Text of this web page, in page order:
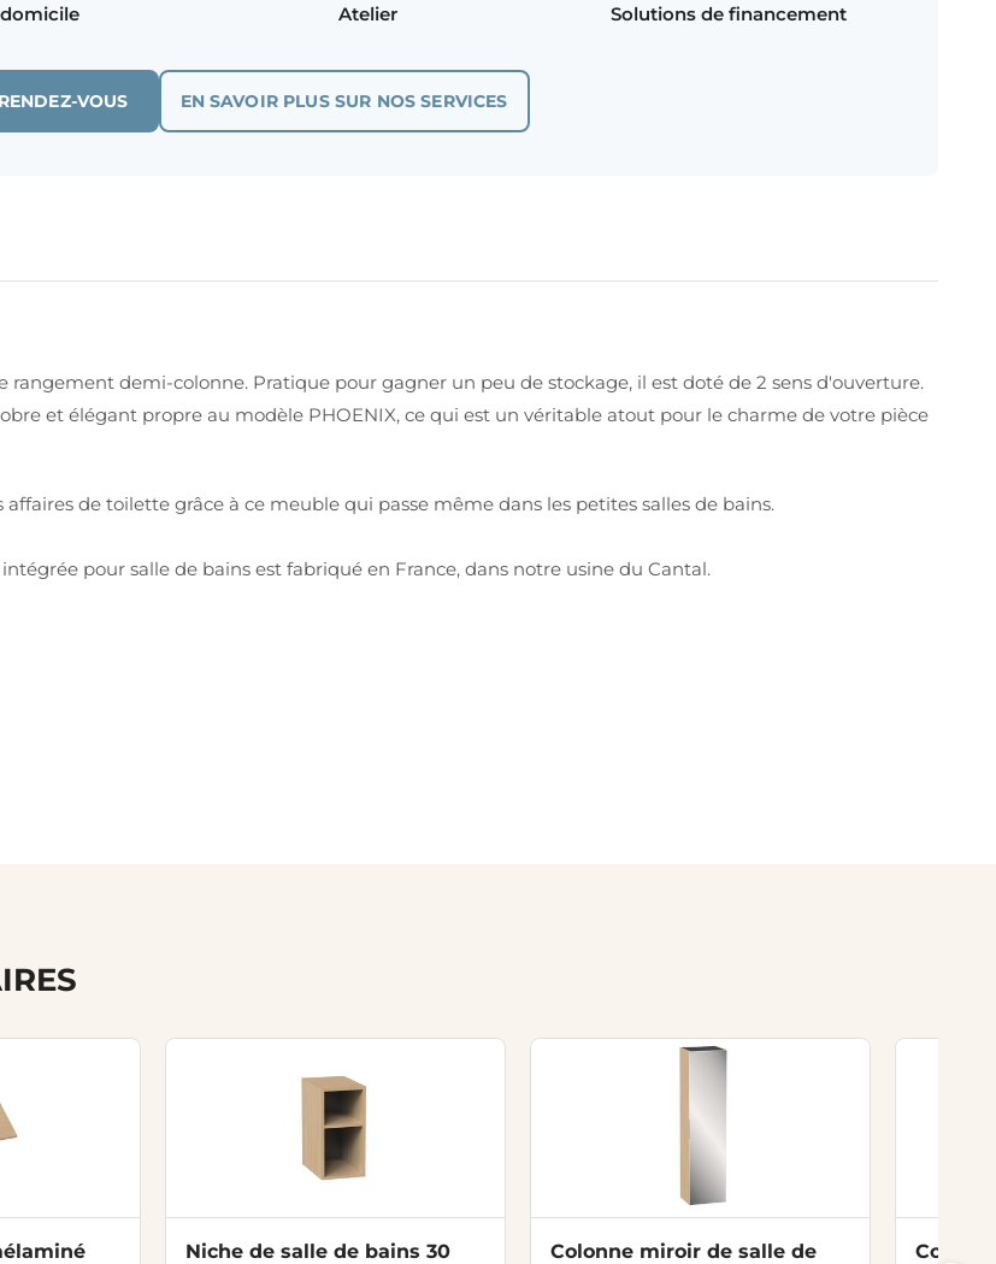
Atelier Solutions de financement
VOUS EN SAVOIR PLUS SUR NOS SERVICES
demi-colonne. Pratique pour gagner un peu de stockage, il est doté de 2 sens d'ouverture.
et élégant propre au modèle PHOENIX, ce qui est un véritable atout pour le charme de votre pièce
de toilette grâce à ce meuble qui passe même dans les petites salles de bains.
pour salle de bains est fabriqué en France, dans notre usine du Cantal.
Niche de salle de bains 30
Colonne miroir de salle de